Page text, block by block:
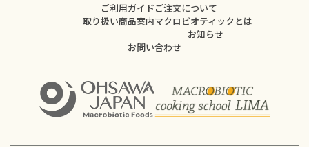
ご利用ガイドご注文について
取り扱い商品案内マクロビオティックとは
お知らせ
お問い合わせ